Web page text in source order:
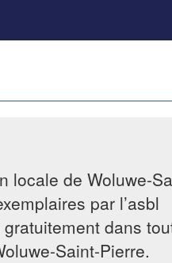
locale de Woluwe-
par l’asbl
dans
Saint-Pierre.